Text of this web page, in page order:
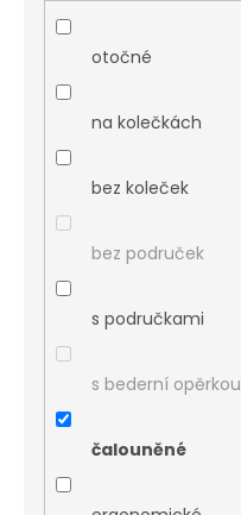
otočné
na kolečkách
bez koleček
bez područek
s područkami
s bederní opěrkou
čalouněné